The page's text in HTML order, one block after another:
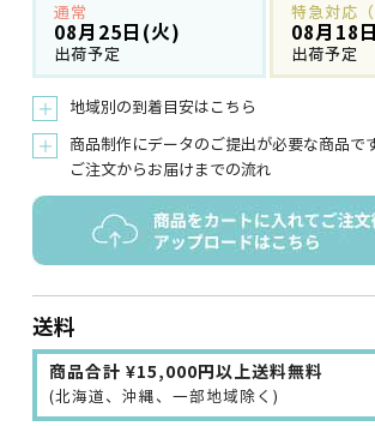
通常
08月25日(火)
出荷予定
特急対応（
08月18
出荷予定
＋ 地域別の到着目安はこちら
＋
商品制作にデータのご提出が必要な商品で
ご注文からお届けまでの流れ
送料
商品合計 ¥15,000円以上送料無料
(北海道、沖縄、一部地域除く)